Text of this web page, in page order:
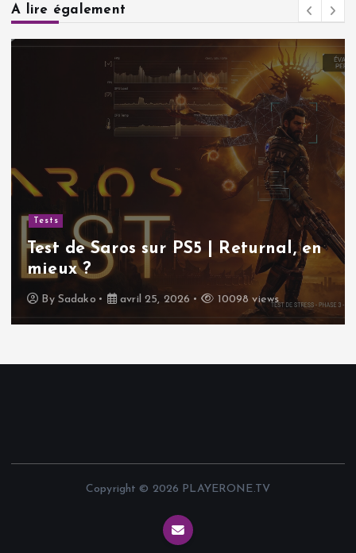
A lire également
Tests
Test de Saros sur PS5 | Returnal, en
mieux ?
By Sadako avril 25, 2026 10098 views
Copyright © 2026 PLAYERONE.TV